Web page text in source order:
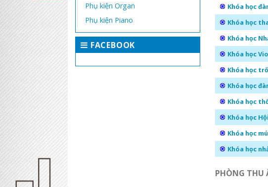
Phụ kiện Organ
Phụ kiện Piano
FACEBOOK
Khóa học
Khóa học
Khóa học
Khóa học
Khóa học
Khóa học
Khóa học
Khóa học
Khóa học
Khóa học
PHÒNG THU